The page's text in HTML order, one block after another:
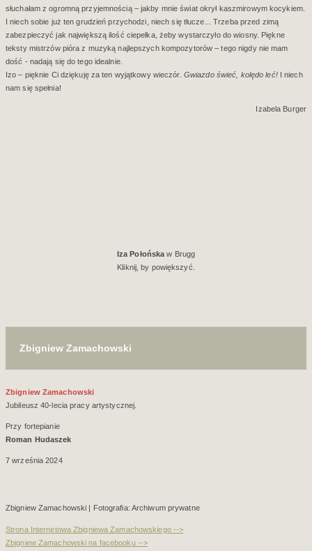
słuchałam z ogromną przyjemnością – jakby mnie świat okrył kaszmirowym kocykiem.
I niech sobie już ten grudzień przychodzi, niech się tłucze... Trzeba przed zimą
zabezpieczyć jak największą ilość ciepełka, żeby wystarczyło do wiosny. Piękne
teksty mistrzów pióra z muzyką najlepszych kompozytorów – tego nigdy nie mam
dość - nadają się do tego idealnie.
Izo – pięknie Ci dziękuję za ten wyjątkowy wieczór. Gwiazdo świeć, kolędo leć!I niech
nam się spełnia!
Izabela Burger
Iza Połońska w Brugg
Kliknij, by powiększyć.
Zbigniew Zamachowski
Zbigniew Zamachowski
Jubileusz 40-lecia pracy artystycznej.
Przy fortepianie
Roman Hudaszek
7 września 2024
Zbigniew Zamachowski | Fotografia: Archiwum prywatne
Strona Internetowa Zbigniewa Zamachowskiego -->
Zbigniew Zamachowski na facebooku -->